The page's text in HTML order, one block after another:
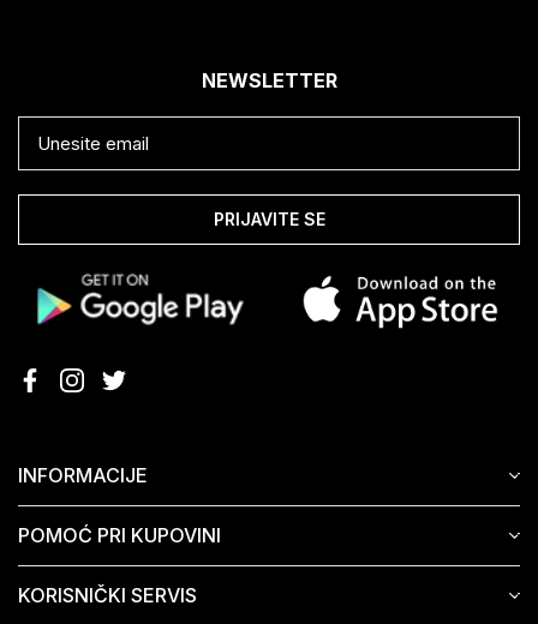
INFORMACIJE
POMOĆ PRI KUPOVINI
KORISNIČKI SERVIS
NEWSLETTER
PRIJAVITE SE